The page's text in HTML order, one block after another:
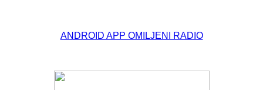
ANDROID APP OMILJENI RADIO